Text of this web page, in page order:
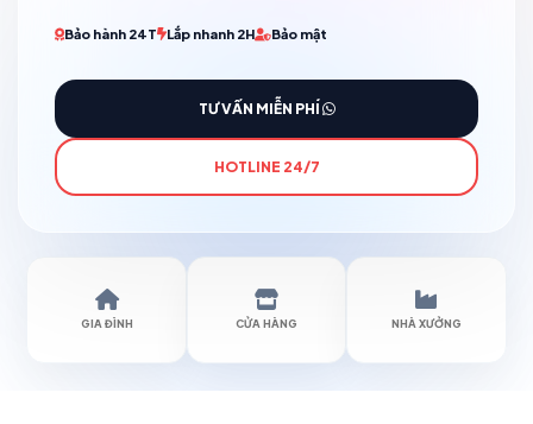
Bảo hành 24T Lắp nhanh 2H Bảo mật
TƯ VẤN MIỄN PHÍ
HOTLINE 24/7
GIA ĐÌNH CỬA HÀNG NHÀ XƯỞNG